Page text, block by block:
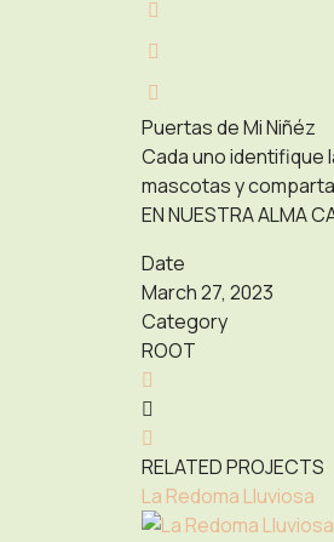
Puertas de Mi Niñéz
Cada uno identifique
mascotas y
EN NUESTRA ALMA
Date
March 27, 2023
Category
ROOT
RELATED PROJECTS
La Redoma Lluviosa